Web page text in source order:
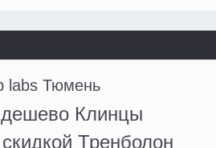
labs Тюмень
Клинцы
Тренболон